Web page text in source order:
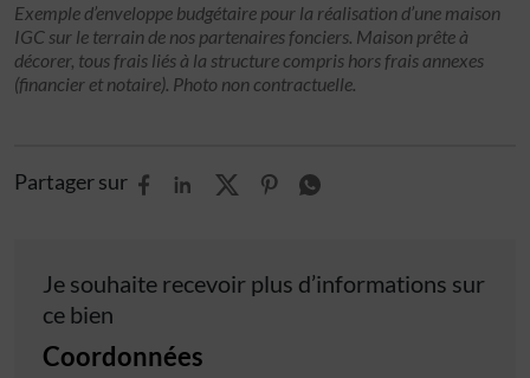
Exemple d’enveloppe budgétaire pour la réalisation d’une maison
IGC sur le terrain de nos partenaires fonciers. Maison prête à
décorer, tous frais liés à la structure compris hors frais annexes
(financier et notaire). Photo non contractuelle.
Partager sur
Je souhaite recevoir plus d’informations sur
ce bien
Coordonnées